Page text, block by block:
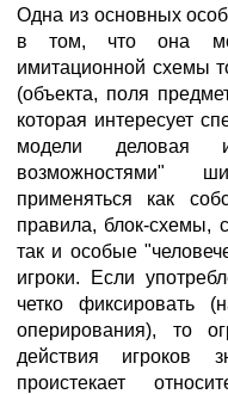
Одна из основных
в том, что она
имитационной схемы
(объекта, поля
которая интересует
модели деловая
возможностями"
применяться как
правила, блок-схемы,
так и особые
игроки. Если
четко фиксировать
оперирования), то
действия игроков
проистекает